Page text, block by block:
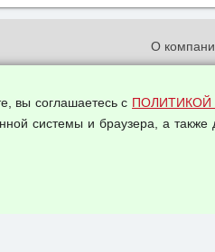
О
данных
вы соглашаетесь с
системы и браузера, а